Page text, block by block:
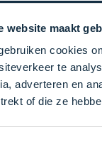
website maakt
cookies
te
adverteren en
of die ze
aus